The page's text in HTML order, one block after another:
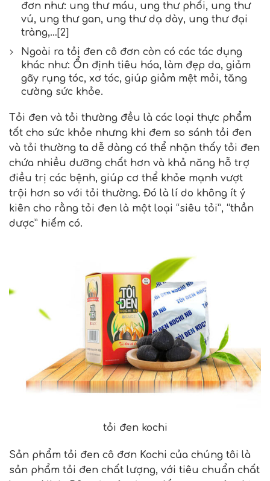
đơn như: ung thư máu, ung thư phổi, ung thư
vú, ung thư gan, ung thư dạ dày, ung thư đại
tràng,…[2]
Ngoài ra tỏi đen cô đơn còn có các tác dụng
khác như: Ổn định tiêu hóa, làm đẹp da, giảm
gãy rụng tóc, xơ tóc, giúp giảm mệt mỏi, tăng
cường sức khỏe.
Tỏi đen và tỏi thường đều là các loại thực phẩm
tốt cho sức khỏe nhưng khi đem so sánh tỏi đen
và tỏi thường ta dễ dàng có thể nhận thấy tỏi đen
chứa nhiều dưỡng chất hơn và khả năng hỗ trợ
điều trị các bệnh, giúp cơ thể khỏe mạnh vượt
trội hơn so với tỏi thường. Đó là lí do không ít ý
kiên cho rằng tỏi đen là một loại “siêu tỏi”, “thần
dược” hiếm có.
tỏi đen kochi
Sản phẩm tỏi đen cô đơn Kochi của chúng tôi là
sản phẩm tỏi đen chất lượng, với tiêu chuẩn chất